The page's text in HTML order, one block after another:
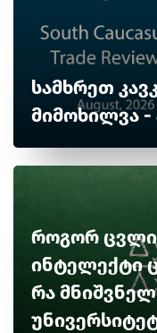
სამხრეთ
მიმოხილვა -
როგორ
ინტელექტი
რა